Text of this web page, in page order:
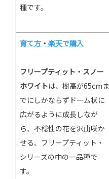
種です。
育て方 ・楽天で購入
フリープティット・スノー
ホワイトは、樹高が65cmま
でにしかならずドーム状に
広がるように成長しなが
ら、不稔性の花を沢山咲か
せる、フリープティット・
シリーズの中の一品種で
す。